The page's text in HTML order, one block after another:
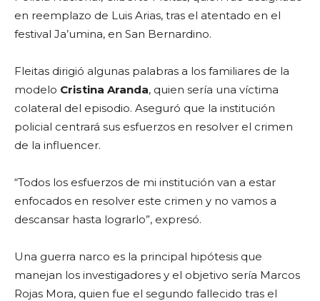
en reemplazo de Luis Arias, tras el atentado en el
festival Ja’umina, en San Bernardino.
Fleitas dirigió algunas palabras a los familiares de la
modelo Cristina Aranda, quien sería una víctima
colateral del episodio. Aseguró que la institución
policial centrará sus esfuerzos en resolver el crimen
de la influencer.
“Todos los esfuerzos de mi institución van a estar
enfocados en resolver este crimen y no vamos a
descansar hasta lograrlo”, expresó.
Una guerra narco es la principal hipótesis que
manejan los investigadores y el objetivo sería Marcos
Rojas Mora, quien fue el segundo fallecido tras el